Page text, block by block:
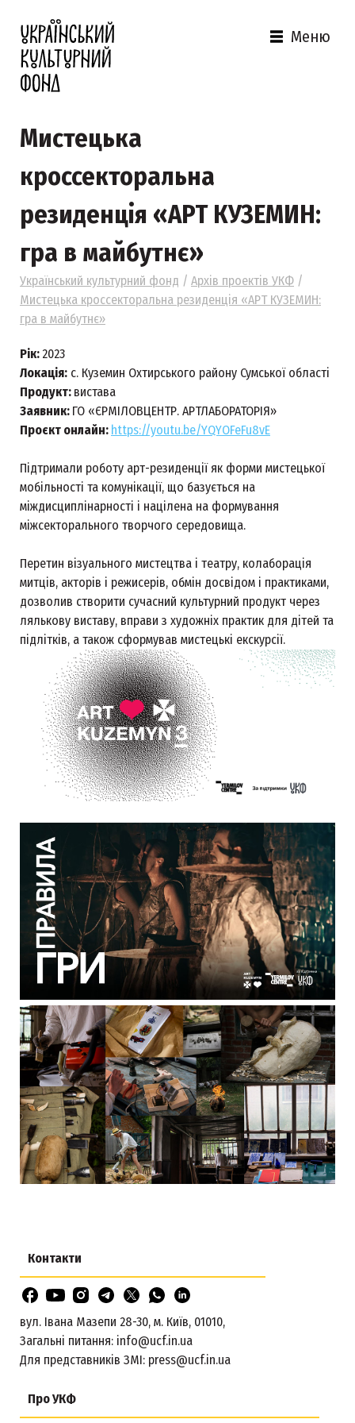
Меню
Мистецька
кроссекторальна
резиденція «АРТ КУЗЕМИН:
гра в майбутнє»
Український культурний фонд / Архів проектів УКФ /
Мистецька кроссекторальна резиденція «АРТ КУЗЕМИН:
гра в майбутнє»
Рік: 2023
Локація: с. Куземин Охтирського району Сумської області
Продукт: вистава
Заявник: ГО «ЄРМІЛОВЦЕНТР. АРТЛАБОРАТОРІЯ»
Проєкт онлайн: https://youtu.be/YQYOFeFu8vE
Підтримали роботу арт-резиденції як форми мистецької
мобільності та комунікації, що базується на
міждисциплінарності і націлена на формування
міжсекторального творчого середовища.
Перетин візуального мистецтва і театру, колаборація
митців, акторів і режисерів, обмін досвідом і практиками,
дозволив створити сучасний культурний продукт через
лялькову виставу, вправи з художніх практик для дітей та
підлітків, а також сформував мистецькі екскурсії.
Про УКФ
Контакти
вул. Івана Мазепи 28-30, м. Київ, 01010,
Загальні питання: info@ucf.in.ua
Для представників ЗМІ: press@ucf.in.ua